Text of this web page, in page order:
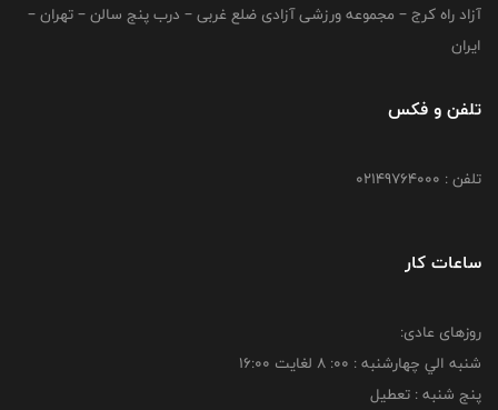
آزاد راه کرج – مجموعه ورزشی آزادی ضلع غربی – درب پنج سالن – تهران –
ایران
تلفن و فکس
تلفن : 02149764000
ساعات کار
روزهای عادی:
شنبه الي چهارشنبه : 00: 8 لغايت 16:00
پنج شنبه : تعطیل